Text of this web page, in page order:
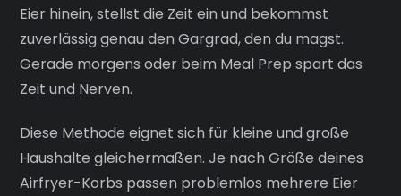
Eier hinein, stellst die Zeit ein und bekommst
zuverlässig genau den Gargrad, den du magst.
Gerade morgens oder beim Meal Prep spart das
Zeit und Nerven.
Diese Methode eignet sich für kleine und große
Haushalte gleichermaßen. Je nach Größe deines
Airfryer-Korbs passen problemlos mehrere Eier